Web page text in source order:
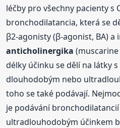
léčby pro všechny pacienty s
bronchodilatancia, která se
β2‑agonisty (β‑agonist, BA) a
anticholinergika
délky účinku se dělí na látky
dlouhodobým nebo
toho se také podávají.
je podávání
ultradlouhodobým účinkem